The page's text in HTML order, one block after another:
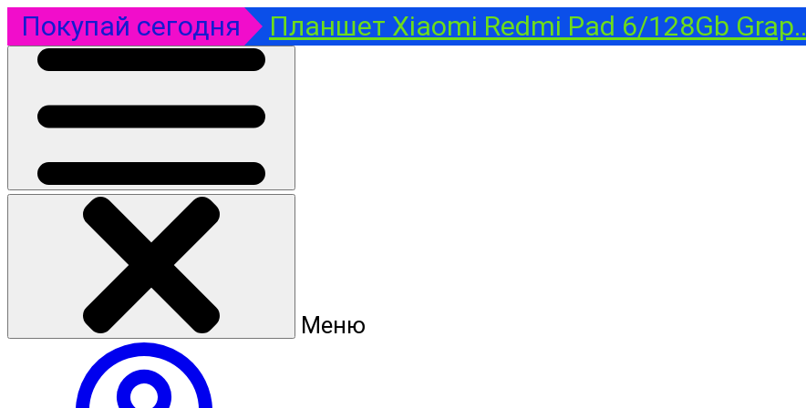
Покупай сегодня Планшет Xiaomi Redmi Pad 6/128Gb Grap..
Меню